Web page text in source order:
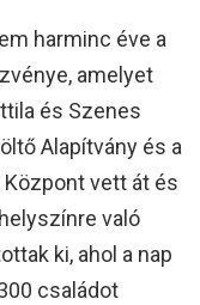
harminc éve a
amelyet
és Szenes
Alapítvány és a
vett át és
való
ki, ahol a nap
családot